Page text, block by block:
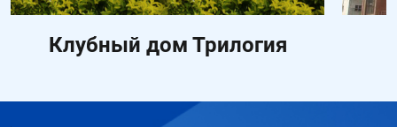
Клубный дом Трилогия